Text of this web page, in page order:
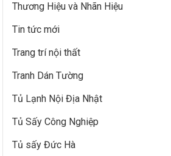
Thương Hiệu và Nhãn Hiệu
Tin tức mới
Trang trí nội thất
Tranh Dán Tường
Tủ Lạnh Nội Địa Nhật
Tủ Sấy Công Nghiệp
Tủ sấy Đức Hà